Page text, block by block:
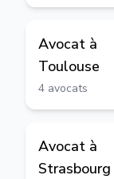
Avocat à
Toulouse
4 avocats
Avocat à
Strasbourg